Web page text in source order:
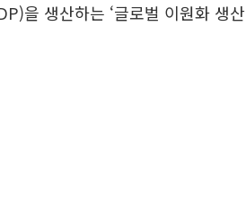
을 생산하는 ‘글로벌 이원화 생